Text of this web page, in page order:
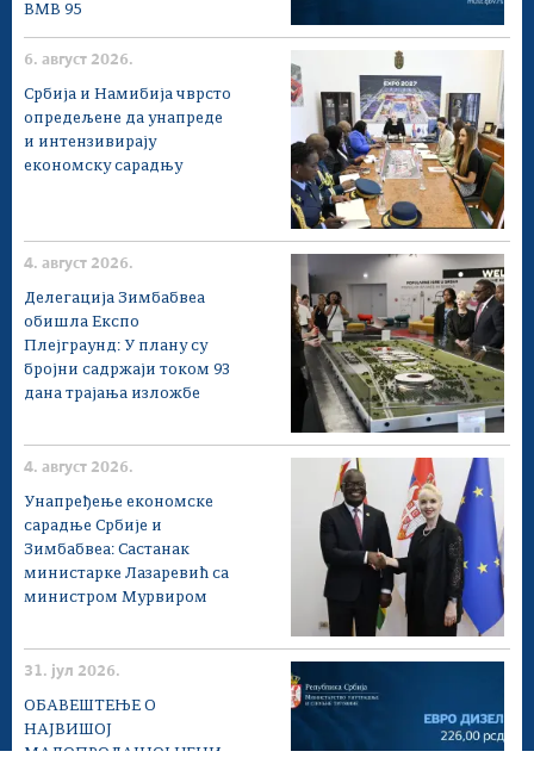
BMB 95
6. август 2026.
Србија и Намибија чврсто
опредељене да унапреде
и интензивирају
економску сарадњу
4. август 2026.
Делегација Зимбабвеа
обишла Експо
Плејграунд: У плану су
бројни садржаји током 93
дана трајања изложбе
4. август 2026.
Унапређење економске
сарадње Србије и
Зимбабвеа: Састанак
министарке Лазаревић са
министром Мурвиром
31. јул 2026.
ОБАВЕШТЕЊЕ О
НАЈВИШОЈ
МАЛОПРОДАЈНОЈ ЦЕНИ